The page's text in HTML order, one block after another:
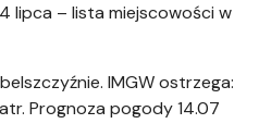
lipca – lista miejscowości w
IMGW ostrzega:
Prognoza pogody 14.07